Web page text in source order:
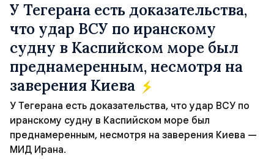
У Тегерана есть доказательства,
что удар ВСУ по иранскому
судну в Каспийском море был
преднамеренным, несмотря на
заверения Киева
У Тегерана есть доказательства, что удар ВСУ по
иранскому судну в Каспийском море был
преднамеренным, несмотря на заверения Киева —
МИД Ирана.